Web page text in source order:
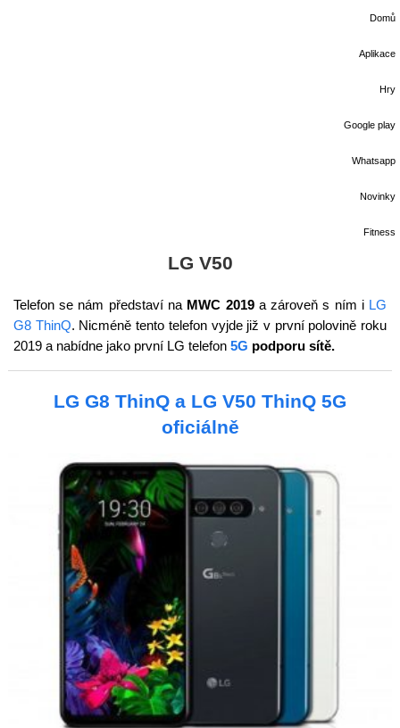
Domů
Aplikace
Hry
Google play
Whatsapp
Novinky
Fitness
LG V50
Telefon se nám představí na MWC 2019a zároveň s ním i LG
G8 ThinQ. Nicméně tento telefon vyjde již v první polovině roku
2019 a nabídne jako první LG telefon 5G podporu sítě.
LG G8 ThinQ a LG V50 ThinQ 5G
oficiálně